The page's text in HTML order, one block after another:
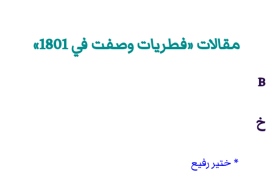
مقالات «فطريات وصفت في 1801»
B
خ
ختير رفيع